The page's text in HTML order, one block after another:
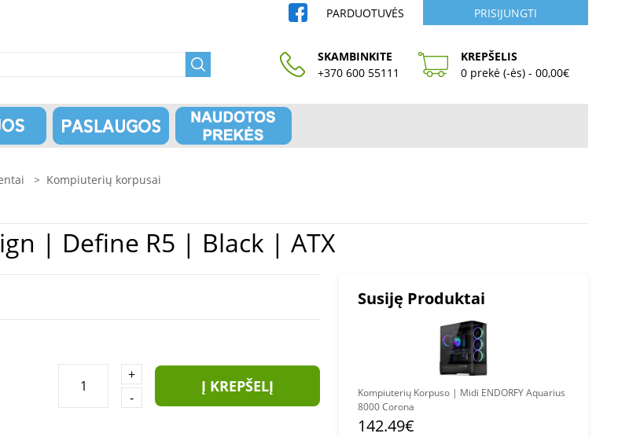
PARDUOTUVĖS PRISIJUNGTI
SKAMBINKITE
+370 600 55111
KREPŠELIS
0 prekė (-ės) - 00,00€
> Kompiuterių korpusai
| Fractal Design | Define R5 | Black | ATX
+
-
Į KREPŠELĮ
Susiję Produktai
Kompiuterių Korpuso | Midi ENDORFY Aquarius
8000 Corona
142.49€